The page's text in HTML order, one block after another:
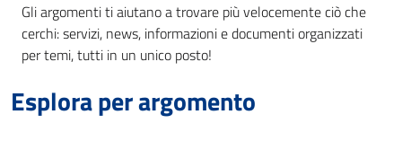
Gli argomenti ti aiutano a trovare più velocemente ciò che
cerchi: servizi, news, informazioni e documenti organizzati
per temi, tutti in un unico posto!
Esplora per argomento